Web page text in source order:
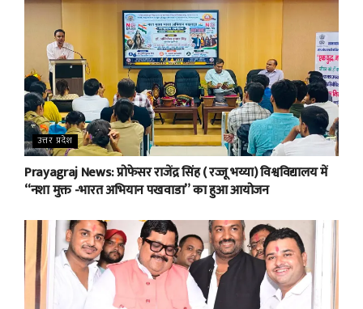
उत्तर प्रदेश
Prayagraj News: प्रोफेसर राजेंद्र सिंह ( रज्जू भय्या) विश्वविद्यालय में
“नशा मुक्त -भारत अभियान पखवाडा” का हुआ आयोजन